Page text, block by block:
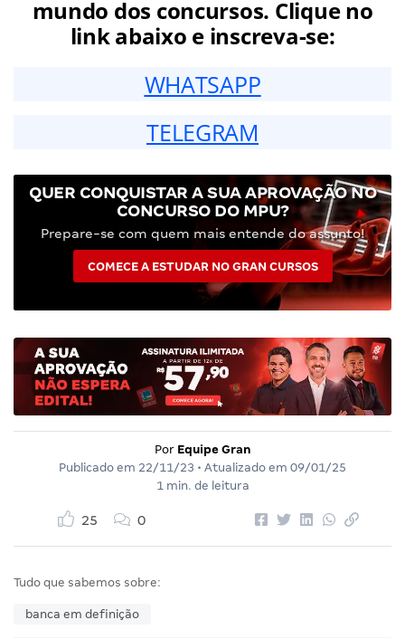
mundo dos concursos. Clique no
link abaixo e inscreva-se:
WHATSAPP
TELEGRAM
QUER CONQUISTAR A SUA APROVAÇÃO NO
CONCURSO DO MPU?
Prepare-se com quem mais entende do assunto!
COMECE A ESTUDAR NO GRAN CURSOS
Por Equipe Gran
Publicado em 22/11/23 • Atualizado em 09/01/25
1 min. de leitura
25 0
Tudo que sabemos sobre:
banca em definição